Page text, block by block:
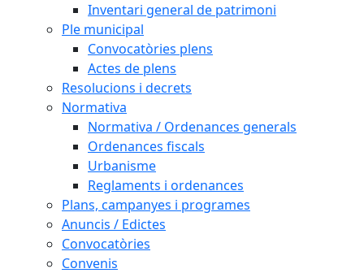
Inventari general de patrimoni
Ple municipal
Convocatòries plens
Actes de plens
Resolucions i decrets
Normativa
Normativa / Ordenances generals
Ordenances fiscals
Urbanisme
Reglaments i ordenances
Plans, campanyes i programes
Anuncis / Edictes
Convocatòries
Convenis